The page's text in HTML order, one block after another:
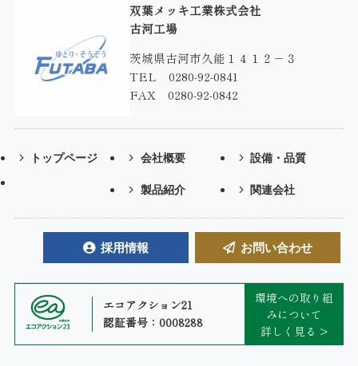
双葉メッキ工業株式会社
古河工場
茨城県古河市久能１４１２－３
TEL 0280-92-0841
FAX 0280-92-0842
トップページ 会社概要 設備・品質
製品紹介 関連会社
採用情報 お問い合わせ
エコアクション21
認証番号：0008288
環境への取り組
みについて
詳しく見る >